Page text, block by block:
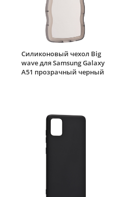
Силиконовый чехол Big
wave для Samsung Galaxy
A51 прозрачный черный